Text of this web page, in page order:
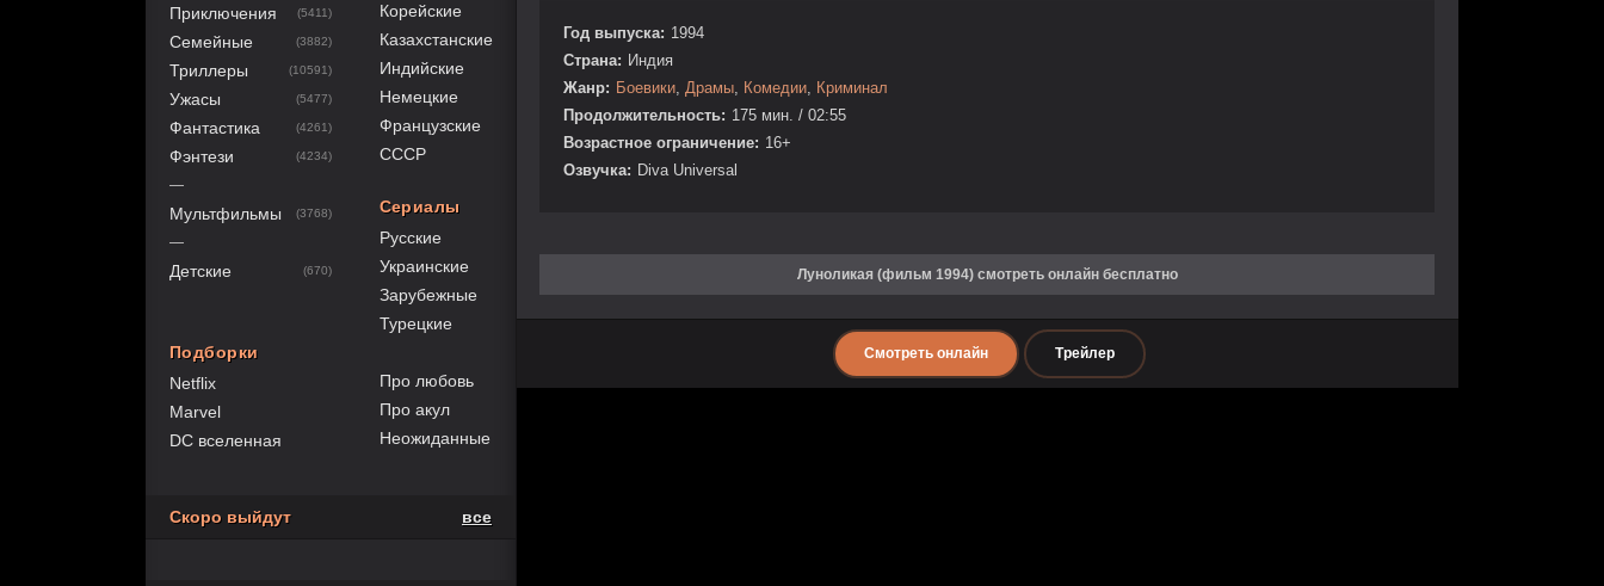
Год выпуска: 1994
Страна: Индия
Жанр: Боевики, Драмы, Комедии, Криминал
Продолжительность: 175 мин. / 02:55
Возрастное ограничение: 16+
Озвучка: Diva Universal
Луноликая (фильм 1994) смотреть онлайн бесплатно
Смотреть онлайн Трейлер
Приключения (5411)
Семейные (3882)
Триллеры (10591)
Ужасы (5477)
Фантастика (4261)
Фэнтези (4234)
—
Мультфильмы (3768)
—
Детские (670)
Подборки
Netflix
Marvel
DC вселенная
Корейские
Казахстанские
Индийские
Немецкие
Французские
СССР
Сериалы
Русские
Украинские
Зарубежные
Турецкие
Про любовь
Про акул
Неожиданные
Скоро выйдут все